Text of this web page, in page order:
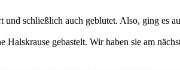
und schließlich auch geblutet. Also, ging es
gebastelt. Wir haben sie am